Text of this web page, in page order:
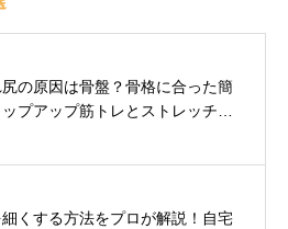
の原因は骨盤？骨格に合った簡
プアップ筋トレとストレッチ…
くする方法をプロが解説！自宅